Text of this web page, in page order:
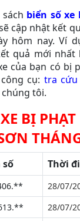
biển số
cập nhật kết
hôm nay. Ví
quả mới nhất
của bạn có bị
cụ: tra cứu
tôi.
BỊ
số Thời
28/07/
28/07/